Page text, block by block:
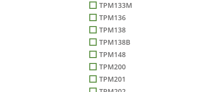
ТРМ133М
ТРМ136
ТРМ138
ТРМ138В
ТРМ148
ТРМ200
ТРМ201